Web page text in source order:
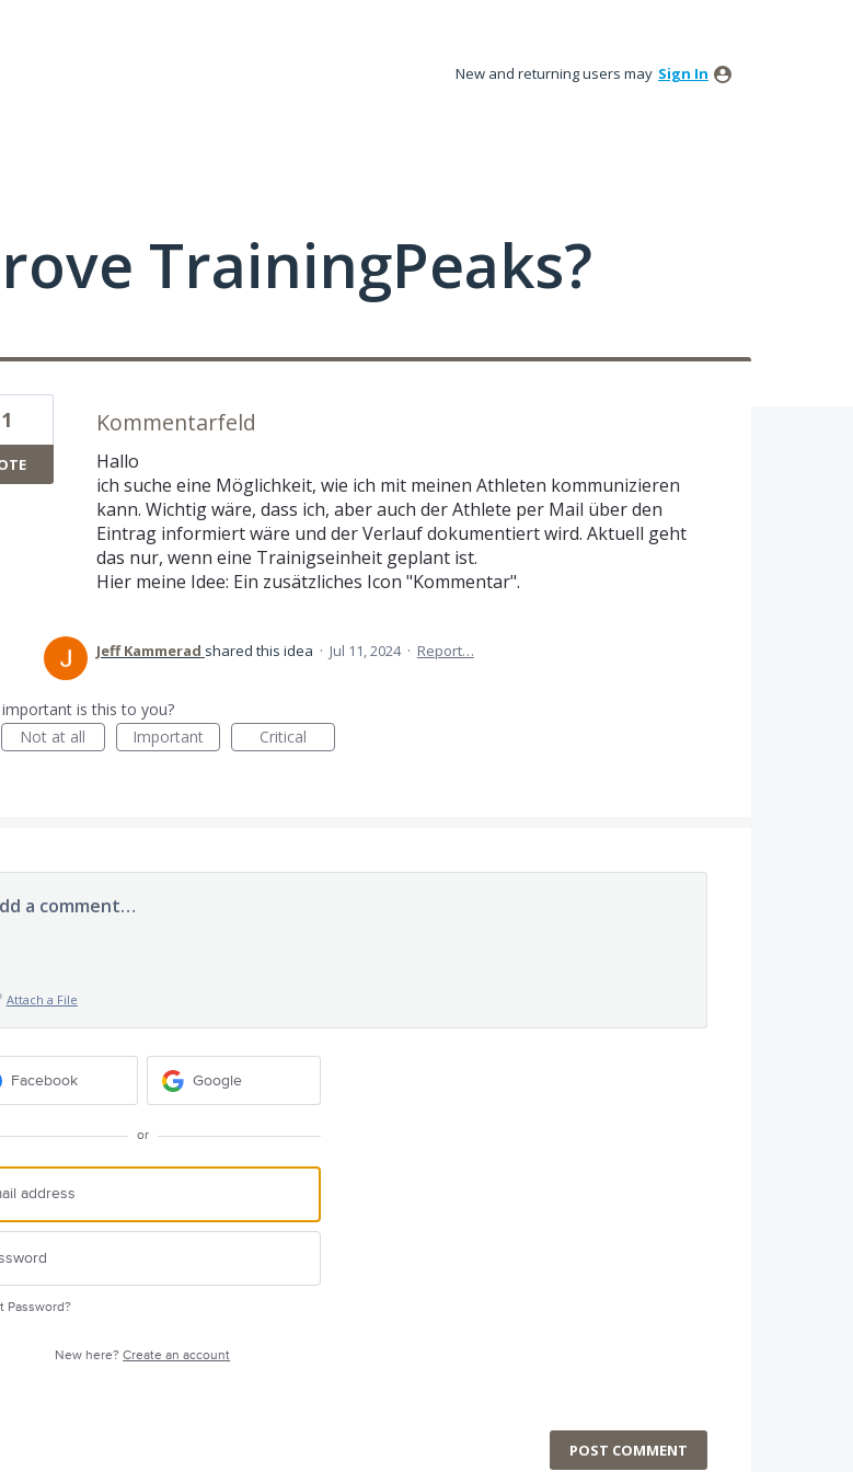
New and returning users may Sign In
TrainingPeaks?
Kommentarfeld
Hallo
ich suche eine Möglichkeit, wie ich mit meinen Athleten kommunizieren
kann. Wichtig wäre, dass ich, aber auch der Athlete per Mail über den
Eintrag informiert wäre und der Verlauf dokumentiert wird. Aktuell geht
das nur, wenn eine Trainigseinheit geplant ist.
Hier meine Idee: Ein zusätzliches Icon "Kommentar".
1
Jeff Kammerad shared this idea · Jul 11, 2024 · Report…
is this to you?
Not at all
Important Critical
a comment…
Attach a File
Facebook Google
or
Password?
New here?Create an account
POST COMMENT